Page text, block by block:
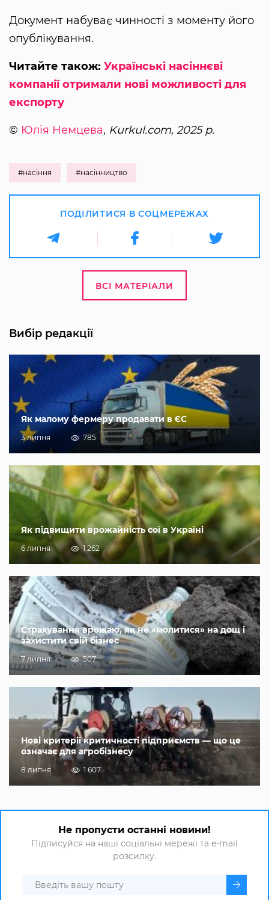
Документ набуває чинності з моменту його
опублікування.
Читайте також: Українські насіннєві
компанії отримали нові можливості для
експорту
© Юлія Немцева, Kurkul.com, 2025 р.
#насіння #насінництво
ПОДІЛИТИСЯ В СОЦМЕРЕЖАХ
ВСІ МАТЕРІАЛИ
Вибір редакції
Як малому фермеру продавати в ЄС
3 липня 785
Як підвищити врожайність сої в Україні
6 липня 1 262
Страхування врожаю, як не «молитися» на дощ і
захистити свій бізнес
7 липня 507
Нові критерії критичності підприємств — що це
означає для агробізнесу
8 липня 1 607
Не пропусти останні новини!
Підписуйся на наші соціальні мережі та e-mail
розсилку.